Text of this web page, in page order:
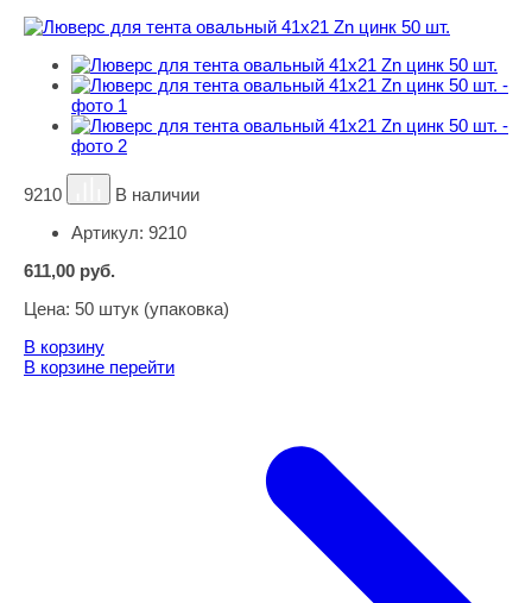
9210
В наличии
Артикул: 9210
611,00 руб.
Цена: 50 штук (упаковка)
В корзину
В корзине перейти